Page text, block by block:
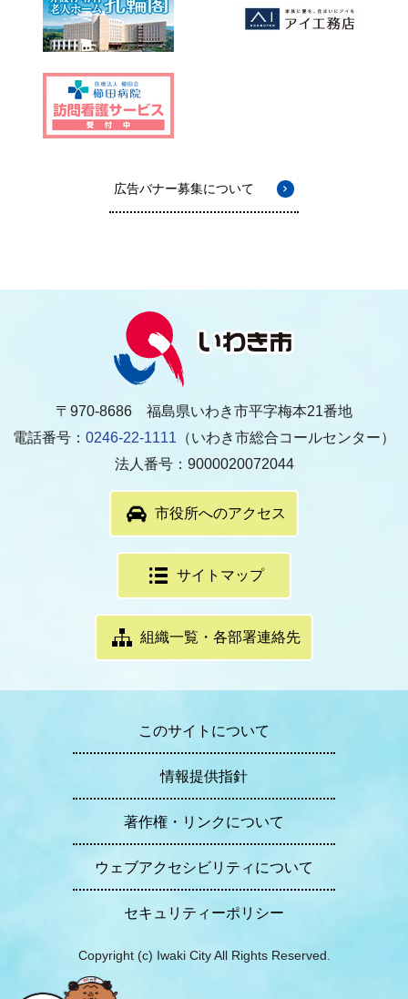
広告バナー募集について
〒970-8686 福島県いわき市平字梅本21番地
電話番号： 0246-22-1111 （いわき市総合コールセンター）
法人番号：9000020072044
市役所へのアクセス
サイトマップ
組織一覧・各部署連絡先
このサイトについて
情報提供指針
著作権・リンクについて
ウェブアクセシビリティについて
セキュリティーポリシー
Copyright (c) Iwaki City All Rights Reserved.